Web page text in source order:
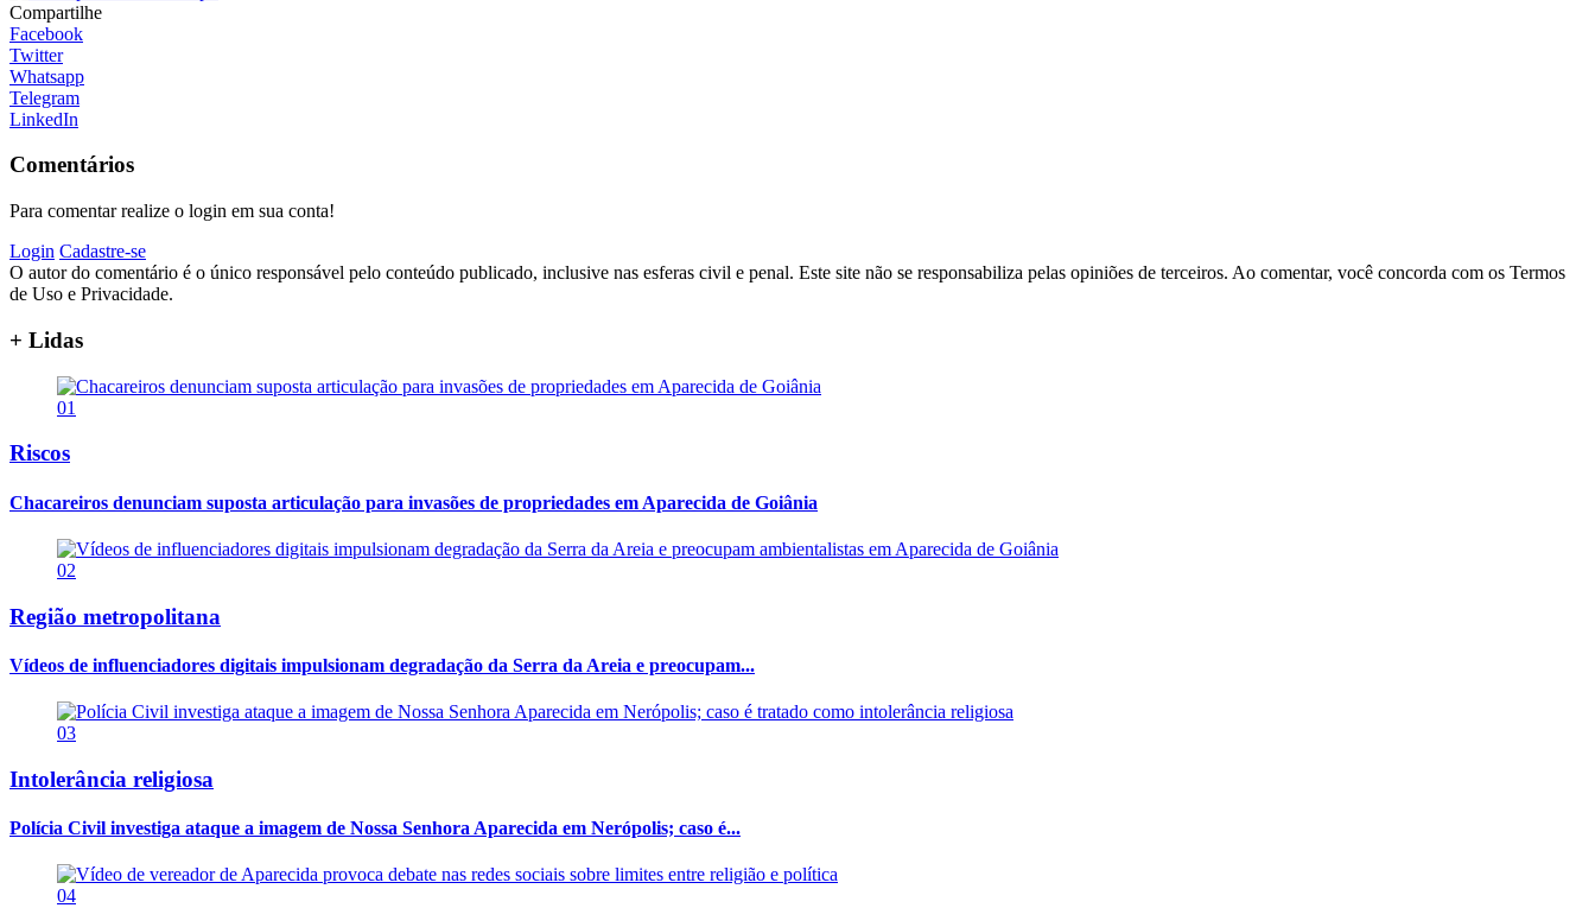
Compartilhe
Facebook
Twitter
Whatsapp
Telegram
LinkedIn
Comentários
Para comentar realize o login em sua conta!
Login Cadastre-se
O autor do comentário é o único responsável pelo conteúdo publicado, inclusive nas esferas civil e penal. Este site não se responsabiliza pelas opiniões de terceiros. Ao comentar, você concorda com os Termos
de Uso e Privacidade.
+ Lidas
01
Riscos
Chacareiros denunciam suposta articulação para invasões de propriedades em Aparecida de Goiânia
02
Região metropolitana
Vídeos de influenciadores digitais impulsionam degradação da Serra da Areia e preocupam...
03
Intolerância religiosa
Polícia Civil investiga ataque a imagem de Nossa Senhora Aparecida em Nerópolis; caso é...
04